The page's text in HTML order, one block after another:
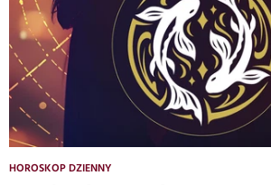
HOROSKOP DZIENNY